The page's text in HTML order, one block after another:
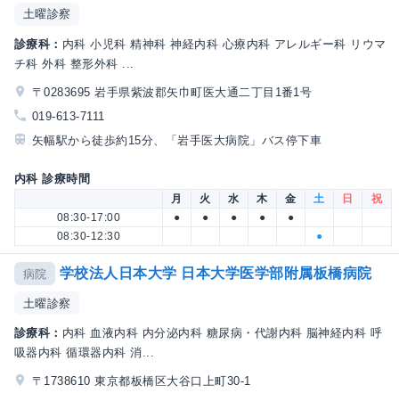
土曜診察
診療科： 内科 小児科 精神科 神経内科 心療内科 アレルギー科 リウマ
チ科 外科 整形外科 ...
〒0283695 岩手県紫波郡矢巾町医大通二丁目1番1号
019-613-7111
矢幅駅から徒歩約15分、「岩手医大病院」バス停下車
内科 診療時間
月 火 水 木 金 土 日
祝
08:30-17:00
● ● ● ●
●
08:30-12:30
●
病院 学校法人日本大学 日本大学医学部附属板橋病院
土曜診察
診療科： 内科 血液内科 内分泌内科 糖尿病・代謝内科 脳神経内科 呼
吸器内科 循環器内科 消...
〒1738610 東京都板橋区大谷口上町30-1